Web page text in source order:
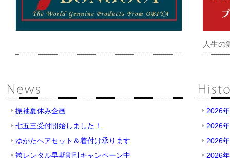
人生の
振袖夏休み企画
七五三受付開始しました！
ゆかたヘアセット＆着付け承ります
袴レンタル早期割引キャンペーン中
2026
2026
2026
2026